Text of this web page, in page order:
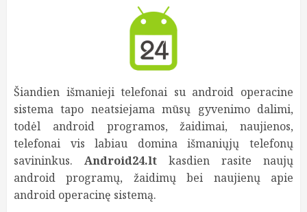
Šiandien išmanieji telefonai su android operacine
sistema tapo neatsiejama mūsų gyvenimo dalimi,
todėl android programos, žaidimai, naujienos,
telefonai vis labiau domina išmaniųjų telefonų
savininkus. Android24.lt kasdien rasite naujų
android programų, žaidimų bei naujienų apie
android operacinę sistemą.